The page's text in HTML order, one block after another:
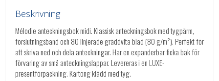
Beskrivning
Mélodie anteckningsbok midi. Klassisk anteckningsbok med tygpärm,
förslutningsband och 80 linjerade gräddvita blad (80 g/m²). Perfekt för
att skriva ned och dela anteckningar. Har en expanderbar ficka bak för
förvaring av små anteckningslappar. Levereras i en LUXE-
presentförpackning. Kartong klädd med tyg.